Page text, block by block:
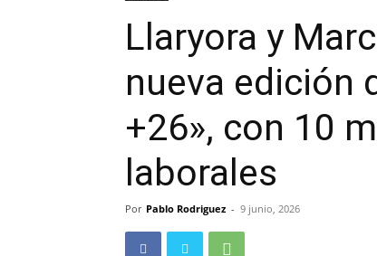
Llaryora y
nueva edición
+26», con 10
laborales
Por Pablo Rodriguez - 9 junio, 2026